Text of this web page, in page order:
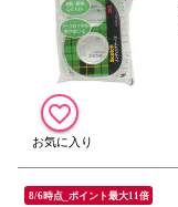
8/6時点_ポイント最大11倍